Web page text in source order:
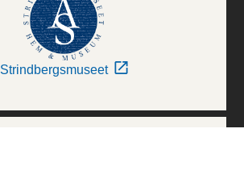
Strindbergsmuseet